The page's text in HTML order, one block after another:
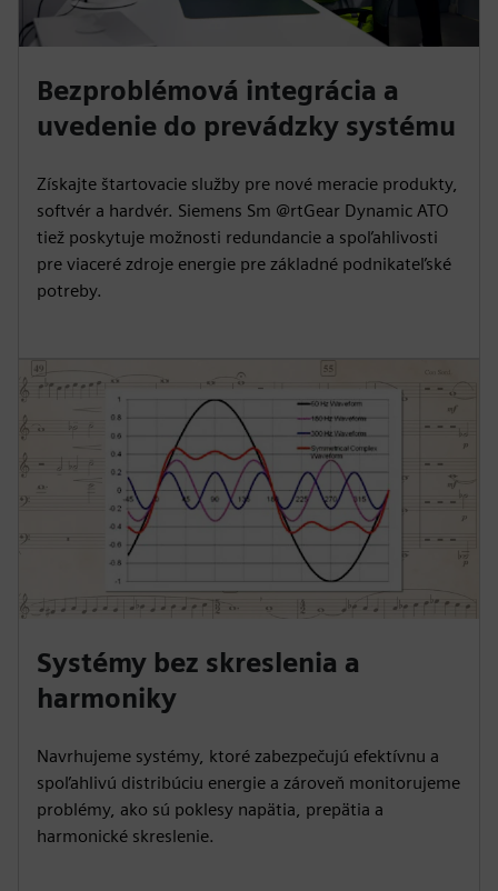
Bezproblémová integrácia a
uvedenie do prevádzky systému
Získajte štartovacie služby pre nové meracie produkty,
softvér a hardvér. Siemens Sm @rtGear Dynamic ATO
tiež poskytuje možnosti redundancie a spoľahlivosti
pre viaceré zdroje energie pre základné podnikateľské
potreby.
Systémy bez skreslenia a
harmoniky
Navrhujeme systémy, ktoré zabezpečujú efektívnu a
spoľahlivú distribúciu energie a zároveň monitorujeme
problémy, ako sú poklesy napätia, prepätia a
harmonické skreslenie.